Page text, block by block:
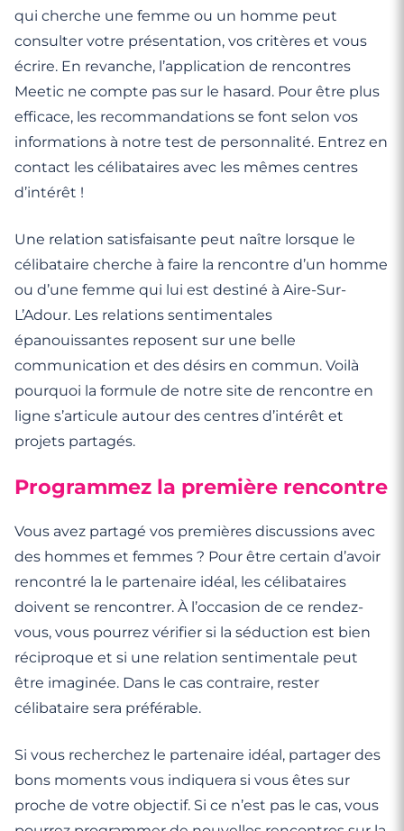
qui cherche une femme ou un homme peut
consulter votre présentation, vos critères et vous
écrire. En revanche, l’application de rencontres
Meetic ne compte pas sur le hasard. Pour être plus
efficace, les recommandations se font selon vos
informations à notre test de personnalité. Entrez en
contact les célibataires avec les mêmes centres
d’intérêt !
Une relation satisfaisante peut naître lorsque le
célibataire cherche à faire la rencontre d’un homme
ou d’une femme qui lui est destiné à Aire-Sur-
L’Adour. Les relations sentimentales
épanouissantes reposent sur une belle
communication et des désirs en commun. Voilà
pourquoi la formule de notre site de rencontre en
ligne s’articule autour des centres d’intérêt et
projets partagés.
Programmez la première rencontre
Vous avez partagé vos premières discussions avec
des hommes et femmes ? Pour être certain d’avoir
rencontré la le partenaire idéal, les célibataires
doivent se rencontrer. À l’occasion de ce rendez-
vous, vous pourrez vérifier si la séduction est bien
réciproque et si une relation sentimentale peut
être imaginée. Dans le cas contraire, rester
célibataire sera préférable.
Si vous recherchez le partenaire idéal, partager des
bons moments vous indiquera si vous êtes sur
proche de votre objectif. Si ce n’est pas le cas, vous